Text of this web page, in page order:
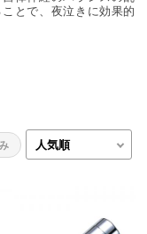
とで、夜泣きに効果的